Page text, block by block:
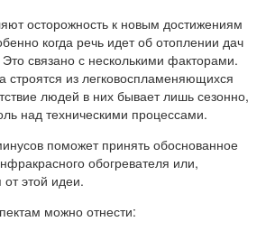
осторожность к новым достижениям
когда речь идет об отоплении дач
связано с несколькими факторами.
строятся из легковоспламеняющихся
людей в них бывает лишь сезонно,
над техническими процессами.
поможет принять обоснованное
обогревателя или,
от этой идеи.
можно отнести: